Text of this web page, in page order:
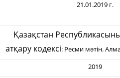
21.01.2019 г.
Қазақстан
атқару кодексi: Ресми мәтін.
2019